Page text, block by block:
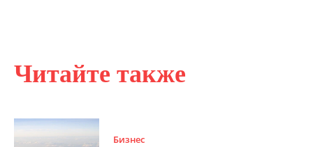
Читайте также
Бизнес